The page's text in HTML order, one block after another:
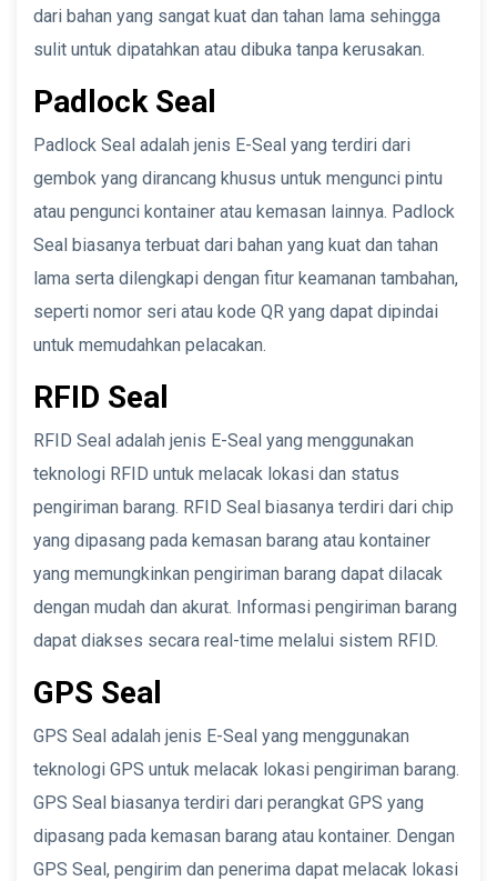
dari bahan yang sangat kuat dan tahan lama sehingga
sulit untuk dipatahkan atau dibuka tanpa kerusakan.
Padlock Seal
Padlock Seal adalah jenis E-Seal yang terdiri dari
gembok yang dirancang khusus untuk mengunci pintu
atau pengunci kontainer atau kemasan lainnya. Padlock
Seal biasanya terbuat dari bahan yang kuat dan tahan
lama serta dilengkapi dengan fitur keamanan tambahan,
seperti nomor seri atau kode QR yang dapat dipindai
untuk memudahkan pelacakan.
RFID Seal
RFID Seal adalah jenis E-Seal yang menggunakan
teknologi RFID untuk melacak lokasi dan status
pengiriman barang. RFID Seal biasanya terdiri dari chip
yang dipasang pada kemasan barang atau kontainer
yang memungkinkan pengiriman barang dapat dilacak
dengan mudah dan akurat. Informasi pengiriman barang
dapat diakses secara real-time melalui sistem RFID.
GPS Seal
GPS Seal adalah jenis E-Seal yang menggunakan
teknologi GPS untuk melacak lokasi pengiriman barang.
GPS Seal biasanya terdiri dari perangkat GPS yang
dipasang pada kemasan barang atau kontainer. Dengan
GPS Seal, pengirim dan penerima dapat melacak lokasi